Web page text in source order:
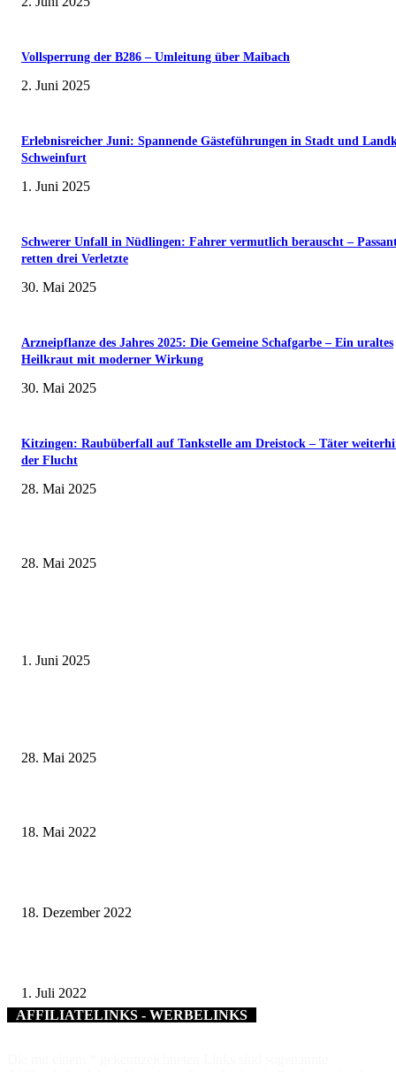
Vollsperrung der B286 – Umleitung über Maibach
2. Juni 2025
Erlebnisreicher Juni: Spannende Gästeführungen in Stadt und
Schweinfurt
1. Juni 2025
Schwerer Unfall in Nüdlingen: Fahrer vermutlich berauscht –
retten drei Verletzte
30. Mai 2025
Arzneipflanze des Jahres 2025: Die Gemeine Schafgarbe – Ein uraltes
Heilkraut mit moderner Wirkung
30. Mai 2025
Kitzingen: Raubüberfall auf Tankstelle am Dreistock – Täter
der Flucht
28. Mai 2025
28. Mai 2025
1. Juni 2025
28. Mai 2025
18. Mai 2022
18. Dezember 2022
1. Juli 2022
AFFILIATELINKS - WERBELINKS